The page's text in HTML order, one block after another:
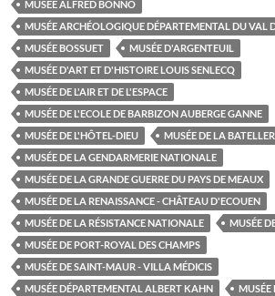
MUSÉE ALFRED BONNO
MUSÉE ARCHÉOLOGIQUE DÉPARTEMENTAL DU VAL
MUSÉE BOSSUET
MUSÉE D'ARGENTEUIL
MUSÉE D'ART ET D'HISTOIRE LOUIS SENLECQ
MUSÉE DE L'AIR ET DE L'ESPACE
MUSÉE DE L'ECOLE DE BARBIZON AUBERGE GANNE
MUSÉE DE L'HÔTEL-DIEU
MUSÉE DE LA
MUSÉE DE LA GENDARMERIE NATIONALE
MUSÉE DE LA GRANDE GUERRE DU PAYS DE MEAUX
MUSÉE DE LA RENAISSANCE - CHÂTEAU D'ECOUEN
MUSÉE DE LA RÉSISTANCE NATIONALE
MUSÉE
MUSÉE DE PORT-ROYAL DES CHAMPS
MUSÉE DE SAINT-MAUR - VILLA MÉDICIS
MUSÉE DÉPARTEMENTAL ALBERT KAHN
MUSÉE